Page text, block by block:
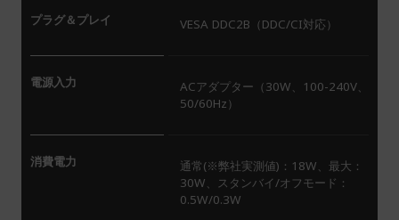
プラグ＆プレイ VESA DDC2B（DDC/CI対応）
電源入力
ACアダプター（30W、100-240V、
50/60Hz）
消費電力
通常(※弊社実測値)：18W、最大：
30W、スタンバイ/オフモード：
0.5W/0.3W